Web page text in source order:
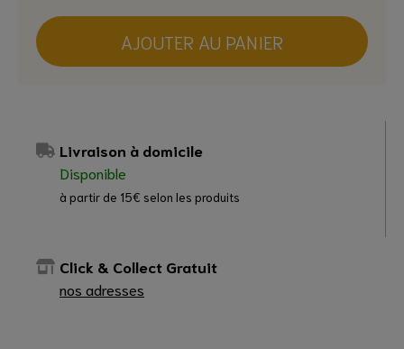
AJOUTER AU PANIER
Livraison à domicile
Disponible
à partir de 15€ selon les produits
Click & Collect Gratuit
nos adresses